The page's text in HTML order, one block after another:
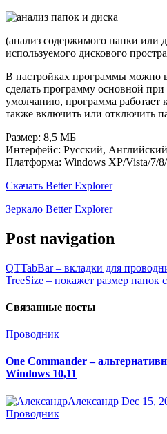
(анализ содержимого папки или
используемого дискового
В настройках программы можно
сделать программу основной
умолчанию, программа работает
также включить или отключить
Размер: 8,5 МБ
Интерфейс: Русский, Английский
Платформа: Windows XP/Vista/7/
Скачать Better Explorer
Зеркало Better Explorer
Post navigation
QTTabBar – вкладки для
TreeSize – покажет размер папок
Связанные посты
Проводник
One Commander –
Windows 10,11
Александр Dec 15,
Проводник